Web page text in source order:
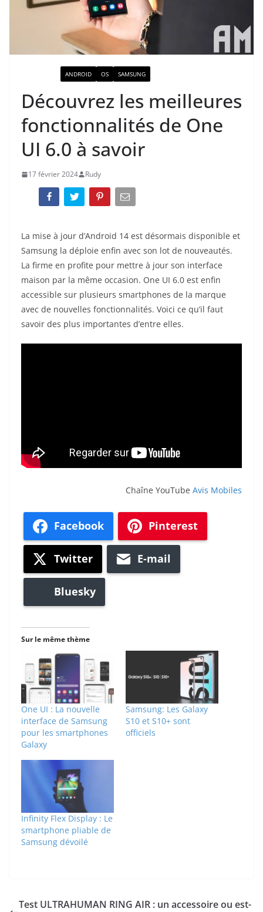
ANDROID OS SAMSUNG
Découvrez les meilleures
fonctionnalités de One
UI 6.0 à savoir
17 février 2024 Rudy
La mise à jour d’Android 14 est désormais disponible et
Samsung la déploie enfin avec son lot de nouveautés.
La firme en profite pour mettre à jour son interface
maison par la même occasion. One UI 6.0 est enfin
accessible sur plusieurs smartphones de la marque
avec de nouvelles fonctionnalités. Voici ce qu’il faut
savoir des plus importantes d’entre elles.
Chaîne YouTube Avis Mobiles
Facebook Pinterest
Twitter E-mail
Bluesky
Sur le même thème
One UI : La nouvelle
interface de Samsung
pour les smartphones
Galaxy
Samsung: Les Galaxy
S10 et S10+ sont
officiels
Infinity Flex Display : Le
smartphone pliable de
Samsung dévoilé
Test ULTRAHUMAN RING AIR : un accessoire ou est-